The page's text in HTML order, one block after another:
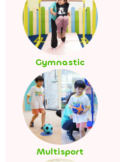
Gymnastic
Multisport